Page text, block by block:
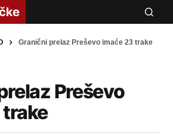
Granični prelaz Preševo imaće 23 trake
Preševo